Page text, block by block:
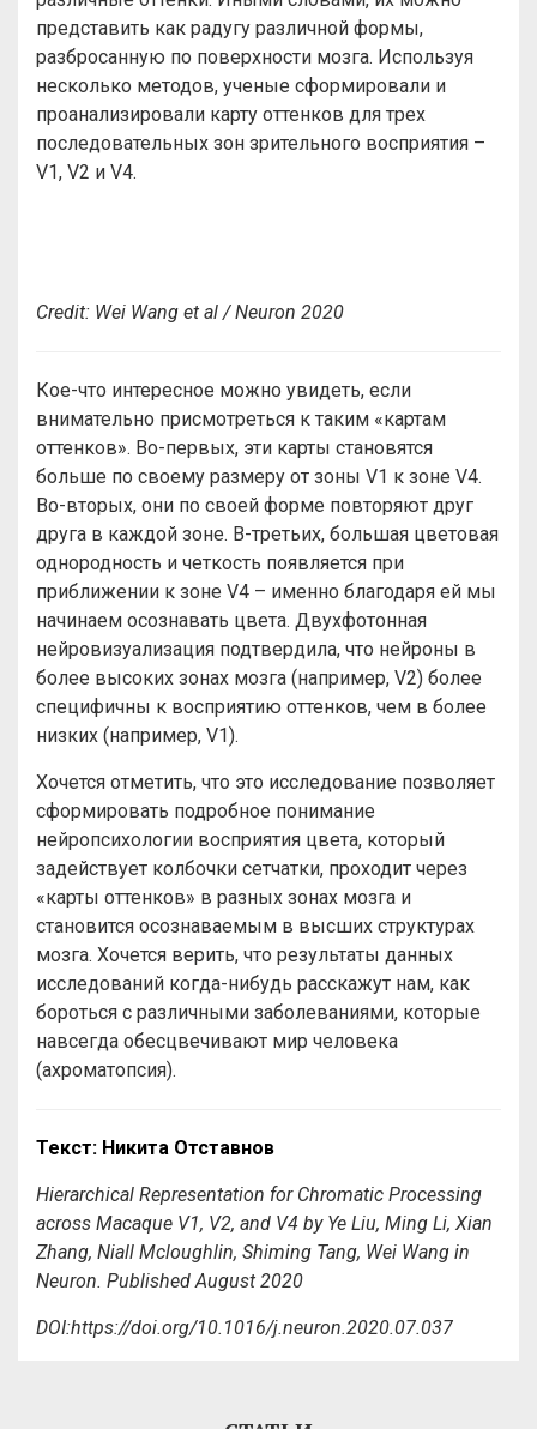
представить как радугу различной формы,
разбросанную по поверхности мозга. Используя
несколько методов, ученые сформировали и
проанализировали карту оттенков для трех
последовательных зон зрительного восприятия –
V1, V2 и V4.
Credit: Wei Wang et al / Neuron 2020
Кое-что интересное можно увидеть, если
внимательно присмотреться к таким «картам
оттенков». Во-первых, эти карты становятся
больше по своему размеру от зоны V1 к зоне V4.
Во-вторых, они по своей форме повторяют друг
друга в каждой зоне. В-третьих, большая цветовая
однородность и четкость появляется при
приближении к зоне V4 – именно благодаря ей мы
начинаем осознавать цвета. Двухфотонная
нейровизуализация подтвердила, что нейроны в
более высоких зонах мозга (например, V2) более
специфичны к восприятию оттенков, чем в более
низких (например, V1).
Хочется отметить, что это исследование позволяет
сформировать подробное понимание
нейропсихологии восприятия цвета, который
задействует колбочки сетчатки, проходит через
«карты оттенков» в разных зонах мозга и
становится осознаваемым в высших структурах
мозга. Хочется верить, что результаты данных
исследований когда-нибудь расскажут нам, как
бороться с различными заболеваниями, которые
навсегда обесцвечивают мир человека
(ахроматопсия).
Текст: Никита Отставнов
Hierarchical Representation for Chromatic Processing
across Macaque V1, V2, and V4 by Ye Liu, Ming Li, Xian
Zhang, Niall Mcloughlin, Shiming Tang, Wei Wang in
Neuron. Published August 2020
DOI:https://doi.org/10.1016/j.neuron.2020.07.037